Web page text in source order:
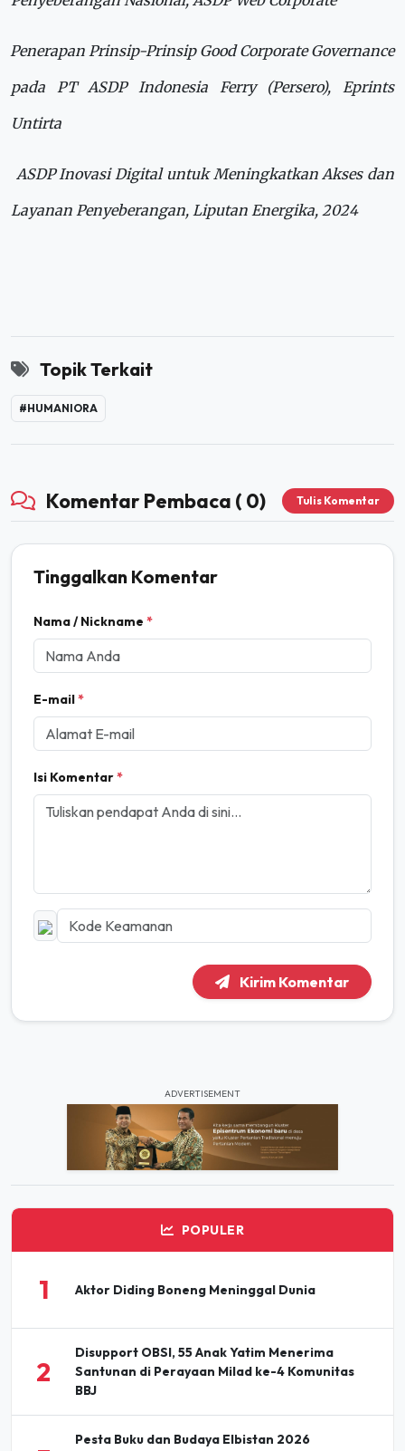
Penerapan Prinsip-Prinsip Good Corporate Governance
pada PT ASDP Indonesia Ferry (Persero), Eprints
Untirta
ASDP Inovasi Digital untuk Meningkatkan Akses dan
Layanan Penyeberangan, Liputan Energika, 2024
Topik Terkait
#HUMANIORA
Komentar Pembaca ( 0) Tulis Komentar
Tinggalkan Komentar
Nama / Nickname *
E-mail*
Isi Komentar*
Kirim Komentar
ADVERTISEMENT
POPULER
1 Aktor Diding Boneng Meninggal Dunia
2
Disupport OBSI, 55 Anak Yatim Menerima
Santunan di Perayaan Milad ke-4 Komunitas
BBJ
Pesta Buku dan Budaya Elbistan 2026